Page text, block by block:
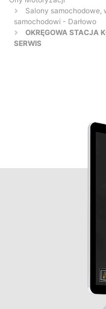
Salony samochodowe,
samochodowi - Darłowo
OKRĘGOWA STACJA
SERWIS